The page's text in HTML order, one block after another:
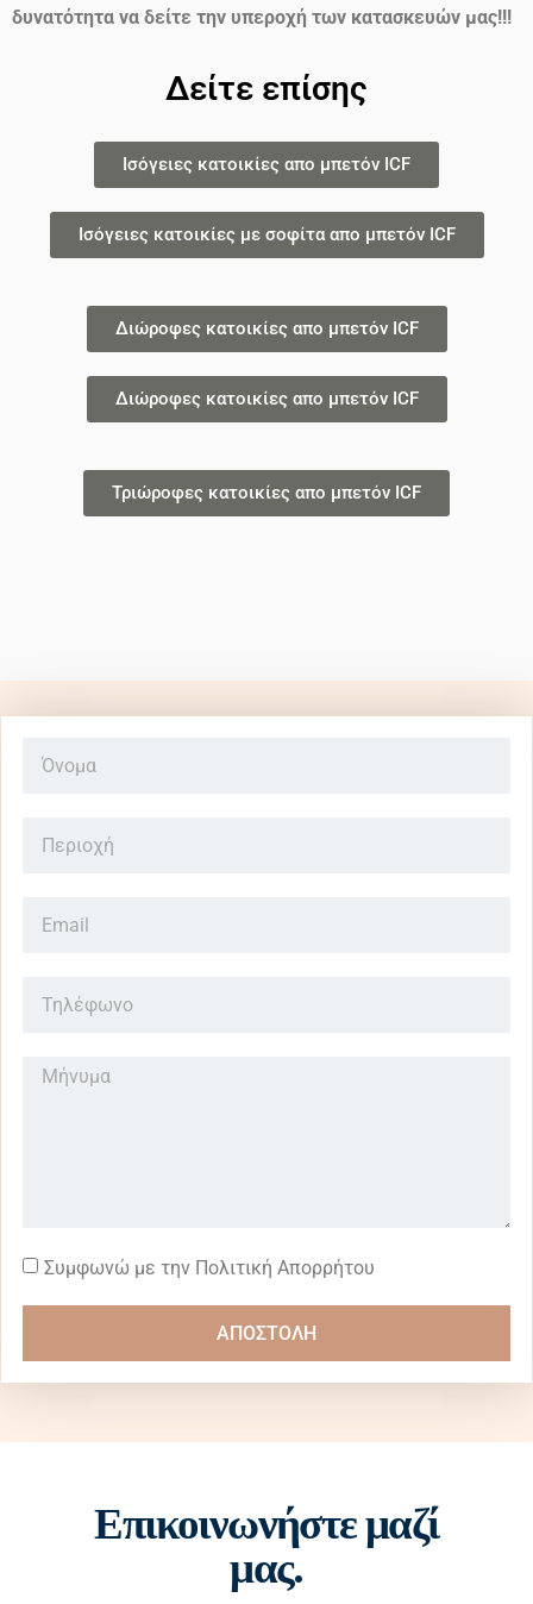
δυνατότητα να δείτε την υπεροχή των κατασκευών μας!!!
Δείτε επίσης
Ισόγειες κατοικίες απο μπετόν ICF
Ισόγειες κατοικίες με σοφίτα απο μπετόν ICF
Διώροφες κατοικίες απο μπετόν ICF
Διώροφες κατοικίες απο μπετόν ICF
Τριώροφες κατοικίες απο μπετόν ICF
Συμφωνώ με την Πολιτική Απορρήτου
ΑΠΟΣΤΟΛΗ
Επικοινωνήστε μαζί
μας.